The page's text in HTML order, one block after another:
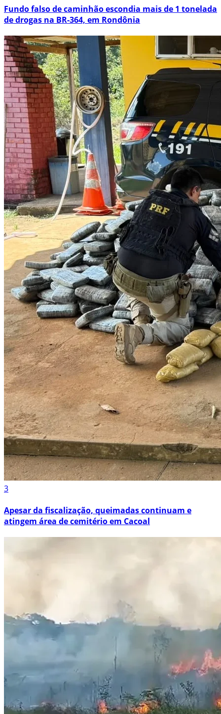
Fundo falso de caminhão escondia mais de 1 tonelada
de drogas na BR-364, em Rondônia
3
Apesar da fiscalização, queimadas continuam e
atingem área de cemitério em Cacoal